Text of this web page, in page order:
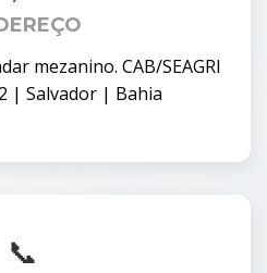
mezanino. CAB/SEAGRI
| Salvador | Bahia